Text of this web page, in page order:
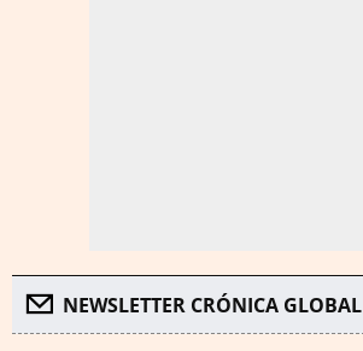
NEWSLETTER CRÓNICA GLOBAL